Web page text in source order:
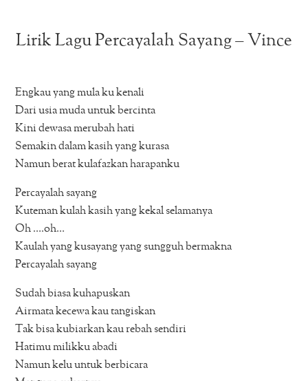
Lirik Lagu Percayalah Sayang – Vince
Engkau yang mula ku kenali
Dari usia muda untuk bercinta
Kini dewasa merubah hati
Semakin dalam kasih yang kurasa
Namun berat kulafazkan harapanku
Percayalah sayang
Kuteman kulah kasih yang kekal selamanya
Oh ….oh…
Kaulah yang kusayang yang sungguh bermakna
Percayalah sayang
Sudah biasa kuhapuskan
Airmata kecewa kau tangiskan
Tak bisa kubiarkan kau rebah sendiri
Hatimu milikku abadi
Namun kelu untuk berbicara